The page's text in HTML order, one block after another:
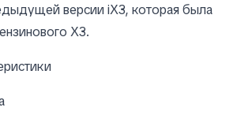
версии iX3, которая была
X3.